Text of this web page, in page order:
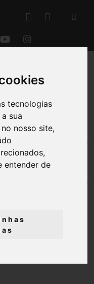
tecnologias
sua
nosso site,
entender de
total dos
(stocks) como dos
afiabilidade da
a sua gestão de
os movimentos de
real